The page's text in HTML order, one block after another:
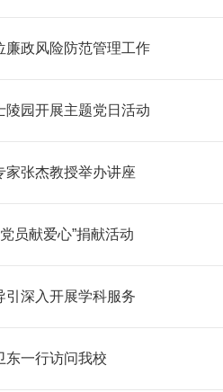
廉政风险防范管理工作​
陵园开展主题党日活动​
家张杰教授举办讲座​
员献爱心”捐献活动​
引深入开展学科服务​
东一行访问我校​